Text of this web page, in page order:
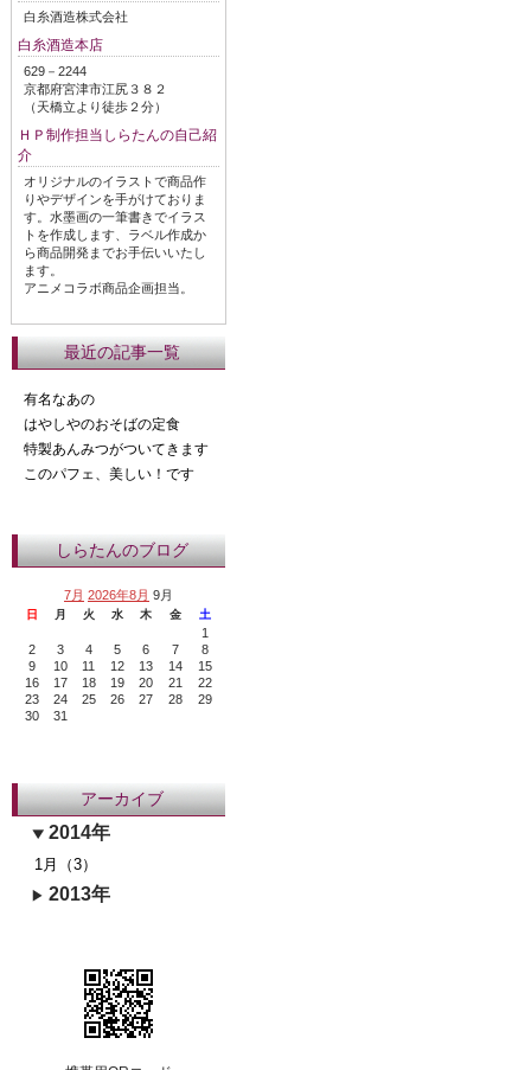
白糸酒造株式会社
白糸酒造本店
629－2244
京都府宮津市江尻３８２
（天橋立より徒歩２分）
ＨＰ制作担当しらたんの自己紹
介
オリジナルのイラストで商品作
りやデザインを手がけておりま
す。水墨画の一筆書きでイラス
トを作成します、ラベル作成か
ら商品開発までお手伝いいたし
ます。
アニメコラボ商品企画担当。
最近の記事一覧
有名なあの
はやしやのおそばの定食
特製あんみつがついてきます
このパフェ、美しい！です
しらたんのブログ
7月 2026年8月 9月
日 月 火 水 木 金 土
1
2
3 4 5 6 7
8
9
10 11 12 13 14
15
16
17 18 19 20 21
22
23
24 25 26 27 28
29
30
31
アーカイブ
2014年
1月（3）
2013年